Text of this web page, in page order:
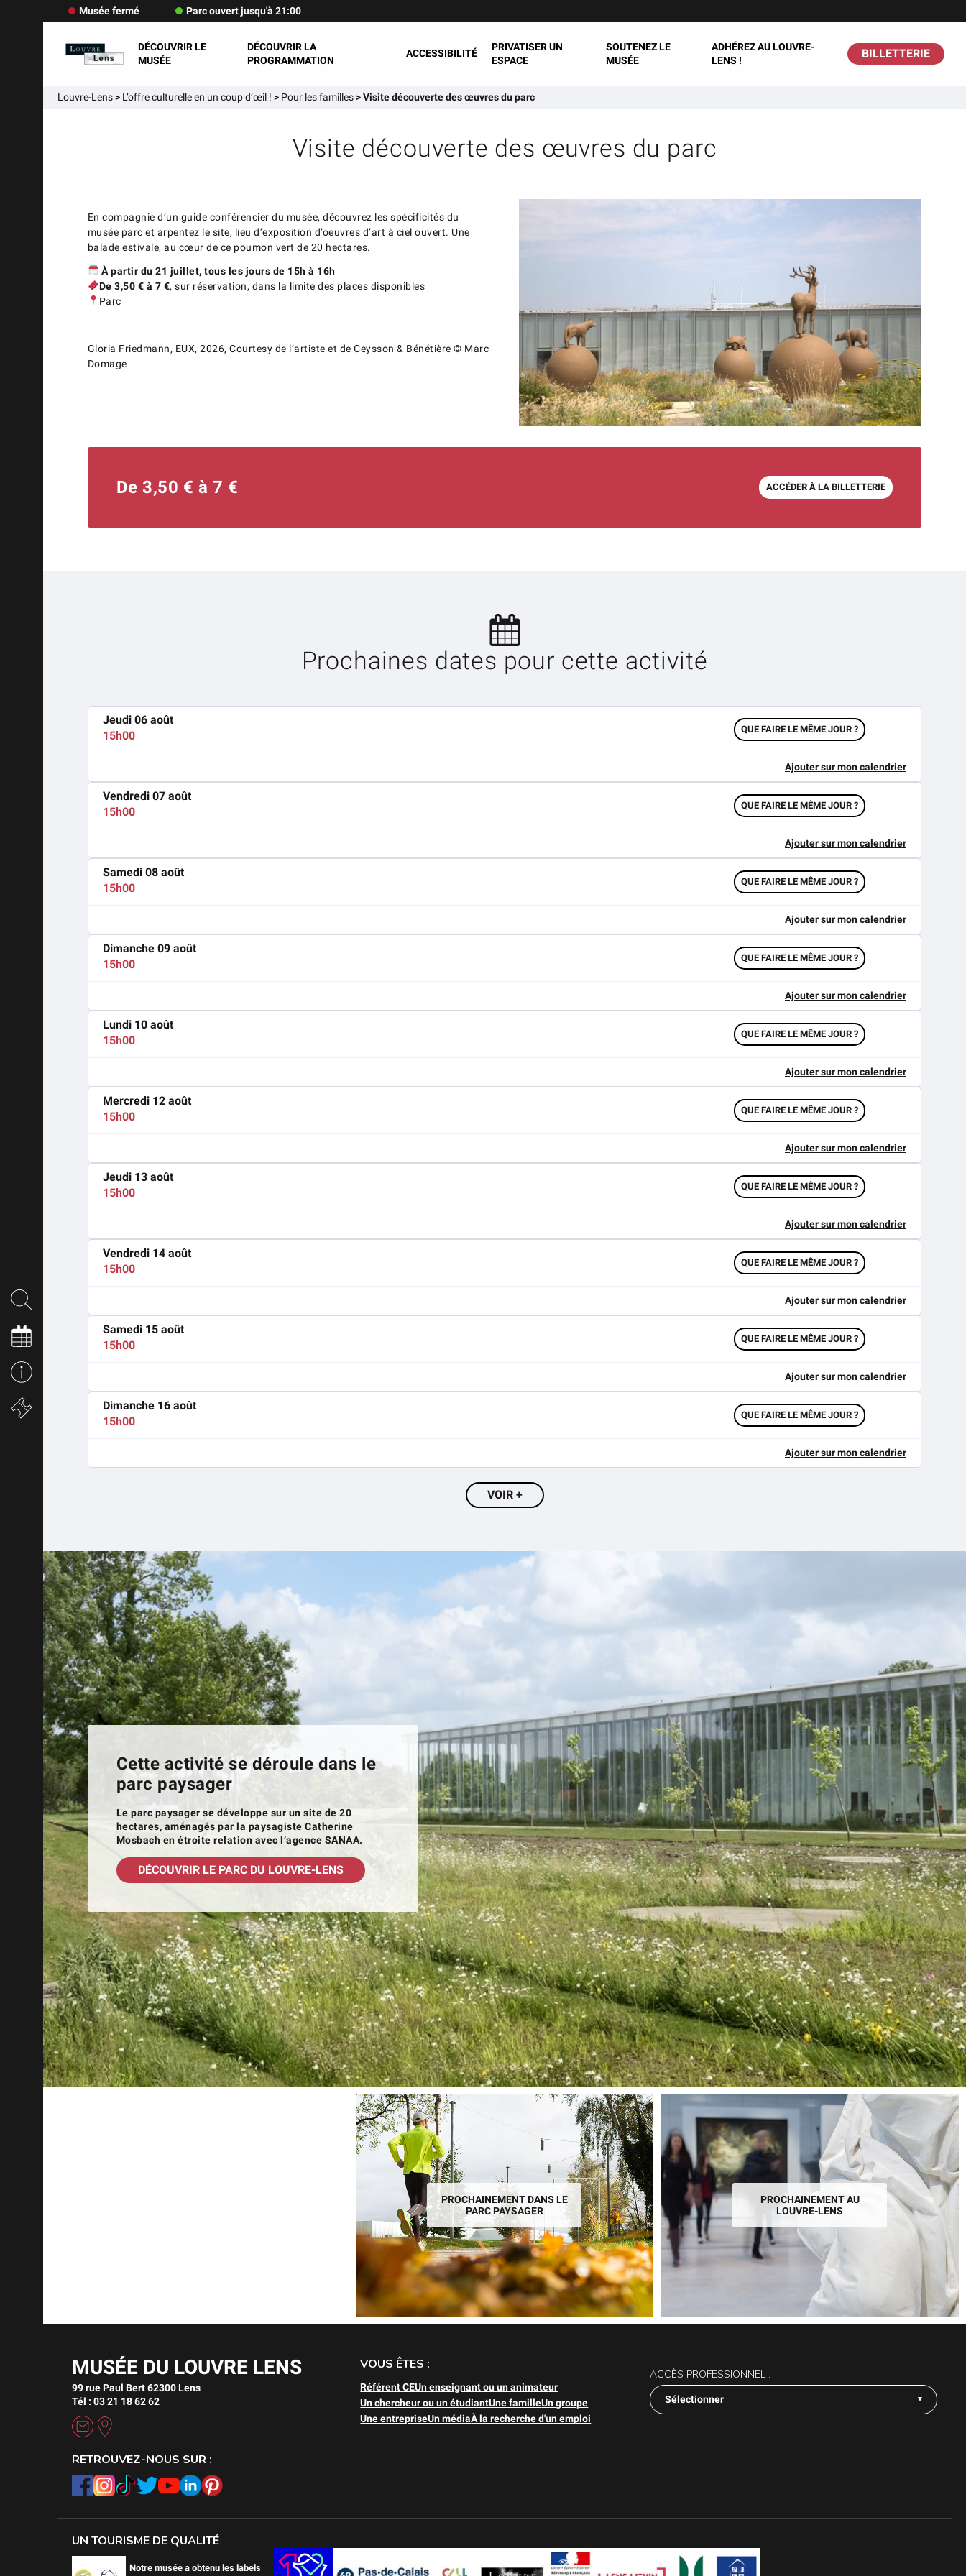
Musée fermé Parc ouvert jusqu'à 21:00
DÉCOUVRIR LE
MUSÉE
DÉCOUVRIR LA
PROGRAMMATION
ACCESSIBILITÉ
PRIVATISER UN
ESPACE
SOUTENEZ LE
MUSÉE
ADHÉREZ AU LOUVRE-
LENS !
BILLETTERIE
Louvre-Lens> L’offre culturelle en un coup d’œil ! > Pour les familles>Visite découverte des œuvres du parc
Visite découverte des œuvres du parc
En compagnie d’un guide conférencier du musée, découvrez les spécificités du
musée parc et arpentez le site, lieu d’exposition d’oeuvres d’art à ciel ouvert. Une
balade estivale, au cœur de ce poumon vert de 20 hectares.
À partir du 21 juillet, tous les jours de 15h à 16h
De 3,50 € à 7 €, sur réservation, dans la limite des places disponibles
Parc
Gloria Friedmann, EUX, 2026, Courtesy de l’artiste et de Ceysson & Bénétière © Marc
Domage
De 3,50 € à 7 € ACCÉDER À LA BILLETTERIE
Prochaines dates pour cette activité
Jeudi 06 août
15h00
QUE FAIRE LE MÊME JOUR ?
Ajouter sur mon calendrier
Vendredi 07 août
15h00
QUE FAIRE LE MÊME JOUR ?
Ajouter sur mon calendrier
Samedi 08 août
15h00
QUE FAIRE LE MÊME JOUR ?
Ajouter sur mon calendrier
Dimanche 09 août
15h00
QUE FAIRE LE MÊME JOUR ?
Ajouter sur mon calendrier
Lundi 10 août
15h00
QUE FAIRE LE MÊME JOUR ?
Ajouter sur mon calendrier
Mercredi 12 août
15h00
QUE FAIRE LE MÊME JOUR ?
Ajouter sur mon calendrier
Jeudi 13 août
15h00
QUE FAIRE LE MÊME JOUR ?
Ajouter sur mon calendrier
Vendredi 14 août
15h00
QUE FAIRE LE MÊME JOUR ?
Ajouter sur mon calendrier
Samedi 15 août
15h00
QUE FAIRE LE MÊME JOUR ?
Ajouter sur mon calendrier
Dimanche 16 août
15h00
QUE FAIRE LE MÊME JOUR ?
Ajouter sur mon calendrier
VOIR +
Cette activité se déroule dans le
parc paysager
Le parc paysager se développe sur un site de 20
hectares, aménagés par la paysagiste Catherine
Mosbach en étroite relation avec l’agence SANAA.
DÉCOUVRIR LE PARC DU LOUVRE-LENS
PROCHAINEMENT DANS LE
PARC PAYSAGER
PROCHAINEMENT AU
LOUVRE-LENS
MUSÉE DU LOUVRE LENS
99 rue Paul Bert 62300 Lens
Tél : 03 21 18 62 62
RETROUVEZ-NOUS SUR :
VOUS ÊTES :
Référent CEUn enseignant ou un animateur
Un chercheur ou un étudiantUne familleUn groupe
Une entrepriseUn médiaÀ la recherche d'un emploi
ACCÈS PROFESSIONNEL :
Sélectionner
UN TOURISME DE QUALITÉ
Notre musée a obtenu les labels